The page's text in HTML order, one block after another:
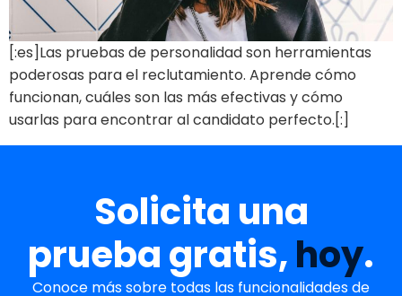
[:es]Las pruebas de personalidad son herramientas
poderosas para el reclutamiento. Aprende cómo
funcionan, cuáles son las más efectivas y cómo
usarlas para encontrar al candidato perfecto.[:]
Solicita una
prueba gratis,hoy.
Conoce más sobre todas las funcionalidades de